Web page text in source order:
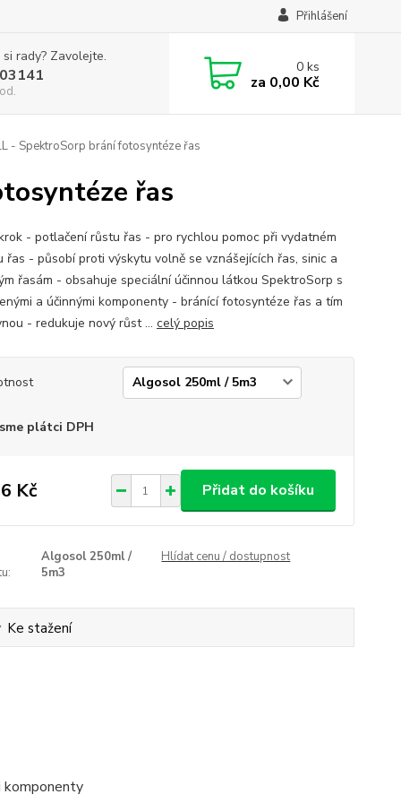
Přihlášení
rady? Zavolejte.
0ks
za 0,00 Kč
- SpektroSorp brání fotosyntéze řas
řas
- potlačení růstu řas - pro rychlou pomoc při vydatném
řas - působí proti výskytu volně se vznášejících řas, sinic a
řasám - obsahuje speciální účinnou látkou SpektroSorp s
a účinnými komponenty - bránící fotosyntéze řas a tím
- redukuje nový růst ... celý popis
plátci DPH
Kč Přidat do košíku
Algosol 250ml /
5m3
Hlídat cenu / dostupnost
Ke stažení
komponenty